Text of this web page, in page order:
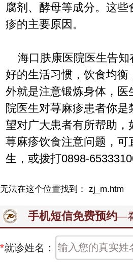
腐剂、酵母等成分。这些
疹的主要原因。
海口肤康医院医生告知
好的生活习惯，饮食均衡
外就是注意锻炼身体，医
院医生对荨麻疹患者你是
望对广大患者有所帮助，
荨麻疹饮食注意问题，可
生，或拨打0898-
无法在这个位置找到： zj_m.htm
手机短信免费预约—
*就诊姓名：